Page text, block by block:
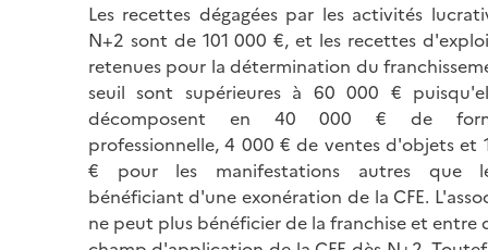
Les recettes dégagées par les activités
N+2 sont de 101 000 €, et les recettes
retenues pour la détermination du
seuil sont supérieures à 60 000 €
décomposent en 40 000 € de
professionnelle, 4 000 € de ventes d'objets et
€ pour les manifestations autres que
bénéficiant d'une exonération de la CFE.
ne peut plus bénéficier de la franchise et entre